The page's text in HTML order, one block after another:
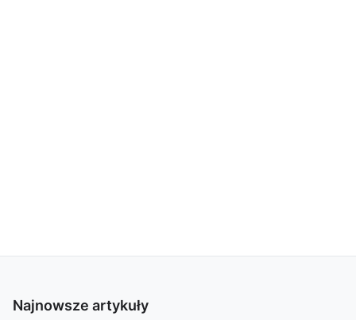
Najnowsze artykuły